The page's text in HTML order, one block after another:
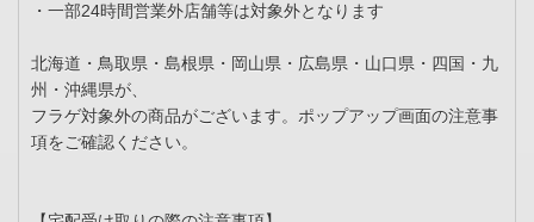
・一部24時間営業外店舗等は対象外となります
北海道・鳥取県・島根県・岡山県・広島県・山口県・四国・九
州・沖縄県が、
フラゲ対象外の商品がございます。ポップアップ画面の注意事
項をご確認ください。